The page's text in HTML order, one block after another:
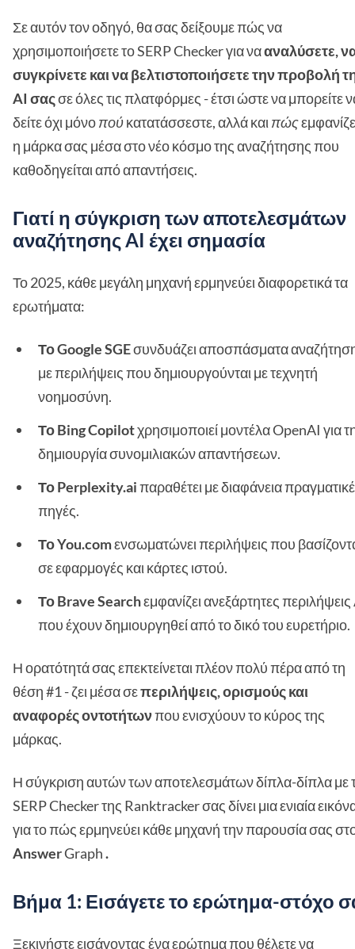
Σε αυτόν τον οδηγό, θα σας δείξουμε πώς να
χρησιμοποιήσετε το SERP Checker για νααναλύσετε,
συγκρίνετε και να βελτιστοποιήσετε την προβολή
AI σαςσε όλες τις πλατφόρμες - έτσι ώστε να μπορείτε
δείτε όχι μόνοπούκατατάσσεστε, αλλά και πώς
η μάρκα σας μέσα στο νέο κόσμο της αναζήτησης που
καθοδηγείται από απαντήσεις.
Γιατί η σύγκριση των αποτελεσμάτων
αναζήτησης AI έχει σημασία
Το 2025, κάθε μεγάλη μηχανή ερμηνεύει διαφορετικά τα
ερωτήματα:
Το Google SGEσυνδυάζει αποσπάσματα
με περιλήψεις που δημιουργούνται με τεχνητή
νοημοσύνη.
Το Bing Copilotχρησιμοποιεί μοντέλα OpenAI για
δημιουργία συνομιλιακών απαντήσεων.
Το Perplexity.aiπαραθέτει με διαφάνεια
πηγές.
Το You.comενσωματώνει περιλήψεις που
σε εφαρμογές και κάρτες ιστού.
Το Brave Searchεμφανίζει ανεξάρτητες
που έχουν δημιουργηθεί από το δικό του ευρετήριο.
Η ορατότητά σας επεκτείνεται πλέον πολύ πέρα από τη
θέση #1 - ζει μέσα σεπεριλήψεις, ορισμούς και
αναφορές οντοτήτωνπου ενισχύουν το κύρος της
μάρκας.
Η σύγκριση αυτών των αποτελεσμάτων δίπλα-δίπλα με
SERP Checker της Ranktracker σας δίνει μια ενιαία
για το πώς ερμηνεύει κάθε μηχανή την παρουσία σας
AnswerGraph.
Βήμα 1: Εισάγετε το ερώτημα-στόχο
Ξεκινήστε εισάγοντας ένα ερώτημα που θέλετε να